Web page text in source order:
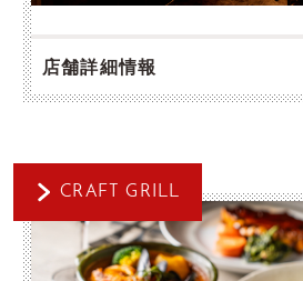
店舗詳細情報
CRAFT GRILL